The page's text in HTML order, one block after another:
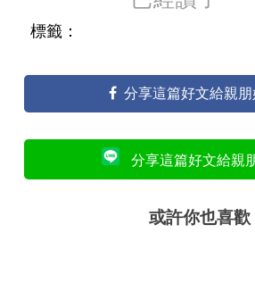
標籤：
分享這篇好文給親朋
分享這篇好文給親
或許你也喜歡